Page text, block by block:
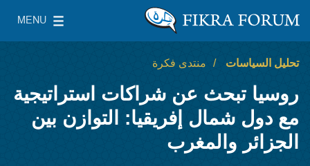
معهد واشنطن لسياسات الشرق الأدنى
MENU
Main Menu
تحليل السياسات منتدى فكرة
روسيا تبحث عن شراكات استراتيجية
مع دول شمال إفريقيا: التوازن بين
الجزائر والمغرب